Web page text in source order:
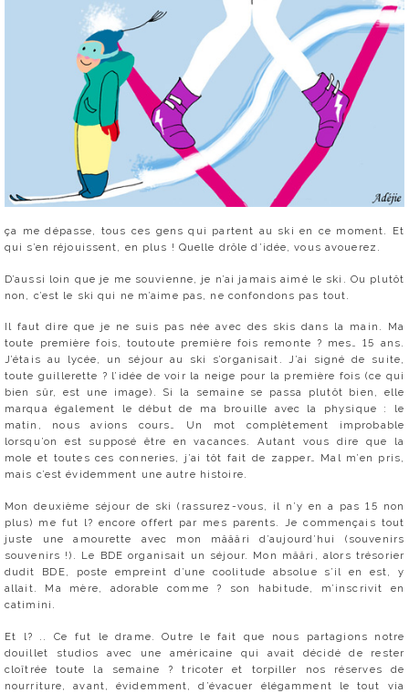
ça me dépasse, tous ces gens qui partent au ski en ce moment. Et
qui s’en réjouissent, en plus ! Quelle drôle d’idée, vous avouerez.
D’aussi loin que je me souvienne, je n’ai jamais aimé le ski. Ou plutôt
non, c’est le ski qui ne m’aime pas, ne confondons pas tout.
Il faut dire que je ne suis pas née avec des skis dans la main. Ma
toute première fois, toutoute première fois remonte ? mes… 15 ans.
J’étais au lycée, un séjour au ski s’organisait. J’ai signé de suite,
toute guillerette ? l’idée de voir la neige pour la première fois (ce qui
bien sûr, est une image). Si la semaine se passa plutôt bien, elle
marqua également le début de ma brouille avec la physique : le
matin, nous avions cours… Un mot complètement improbable
lorsqu’on est supposé être en vacances. Autant vous dire que la
mole et toutes ces conneries, j’ai tôt fait de zapper… Mal m’en pris,
mais c’est évidemment une autre histoire.
Mon deuxième séjour de ski (rassurez-vous, il n’y en a pas 15 non
plus) me fut l? encore offert par mes parents. Je commençais tout
juste une amourette avec mon mâââri d’aujourd’hui (souvenirs
souvenirs !). Le BDE organisait un séjour. Mon mââri, alors trésorier
dudit BDE, poste empreint d’une coolitude absolue s’il en est, y
allait. Ma mère, adorable comme ? son habitude, m’inscrivit en
catimini.
Et l? .. Ce fut le drame. Outre le fait que nous partagions notre
douillet studios avec une américaine qui avait décidé de rester
cloîtrée toute la semaine ? tricoter et torpiller nos réserves de
nourriture, avant, évidemment, d’évacuer élégamment le tout via